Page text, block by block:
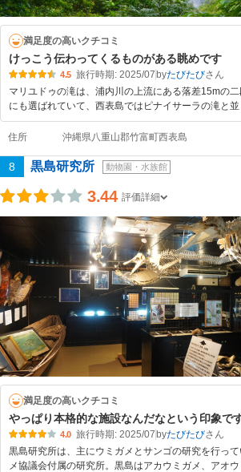
満足度の高いクチコミ
けっこう伝わってくるものがある眺めです
4.5 旅行時期: 2025/07 byたびたび
マリユドゥの滝は、浦内川の上流にある落差15mの
にも選ばれていて、西表島ではピナイサーラの滝と並
住所 沖縄県八重山郡竹富町西表島
8 黒島研究所 動物園・水族館
3.44 評価詳細
満足度の高いクチコミ
やっぱり本格的な施設なんだなという印象で
4.0 旅行時期: 2025/07 byたびたび
黒島研究所は、主にウミガメとサンゴの研究を行っ
メ協議会付属の研究所。黒島はアカウミガメ、アオウ